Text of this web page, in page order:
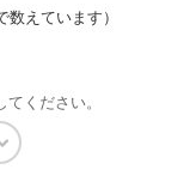
えています）
ください。